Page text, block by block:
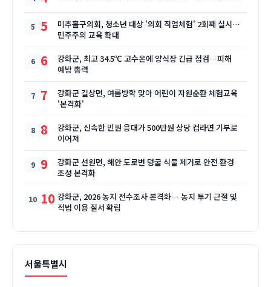
5
미추홀구의회, 청소년 대상 '의회 직업체험' 2회째 실시…
민주주의 교육 확대
6
강화군, 최고 34.5℃ 고수온에 양식장 긴급 점검…피해
예방 총력
7
강화군 길상면, 여름방학 맞아 어린이 자원순환 체험교육
'본격화'
8
강화군, 신속한 민원 응대가 500만원 상당 컵라면 기부로
이어져
9
강화군 선원면, 해안 도로변 덩굴 식물 제거로 안전 환경
조성 본격화
10 강화군, 2026 농지 전수조사 본격화… 농지 투기 근절 및
적법 이용 질서 확립
서울특별시